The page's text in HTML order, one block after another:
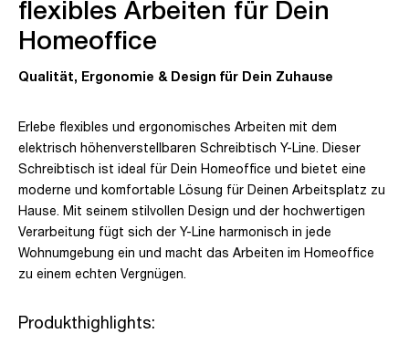
flexibles Arbeiten für Dein
Homeoffice
Qualität, Ergonomie & Design für Dein Zuhause
Erlebe flexibles und ergonomisches Arbeiten mit dem
elektrisch höhenverstellbaren Schreibtisch Y-Line. Dieser
Schreibtisch ist ideal für Dein Homeoffice und bietet eine
moderne und komfortable Lösung für Deinen Arbeitsplatz zu
Hause. Mit seinem stilvollen Design und der hochwertigen
Verarbeitung fügt sich der Y-Line harmonisch in jede
Wohnumgebung ein und macht das Arbeiten im Homeoffice
zu einem echten Vergnügen.
Produkthighlights: